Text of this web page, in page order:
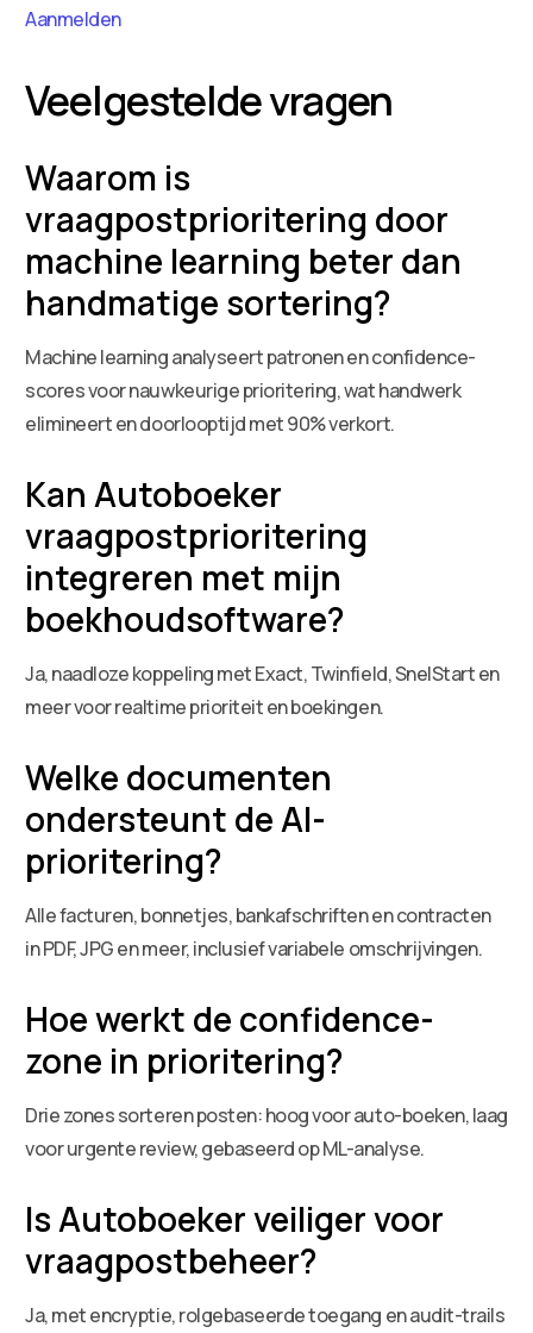
Aanmelden
Veelgestelde vragen
Waarom is
vraagpostprioritering door
machine learning beter dan
handmatige sortering?
Machine learning analyseert patronen en confidence-
scores voor nauwkeurige prioritering, wat handwerk
elimineert en doorlooptijd met 90% verkort.
Kan Autoboeker
vraagpostprioritering
integreren met mijn
boekhoudsoftware?
Ja, naadloze koppeling met Exact, Twinfield, SnelStart en
meer voor realtime prioriteit en boekingen.
Welke documenten
ondersteunt de AI-
prioritering?
Alle facturen, bonnetjes, bankafschriften en contracten
in PDF, JPG en meer, inclusief variabele omschrijvingen.
Hoe werkt de confidence-
zone in prioritering?
Drie zones sorteren posten: hoog voor auto-boeken, laag
voor urgente review, gebaseerd op ML-analyse.
Is Autoboeker veiliger voor
vraagpostbeheer?
Ja, met encryptie, rolgebaseerde toegang en audit-trails